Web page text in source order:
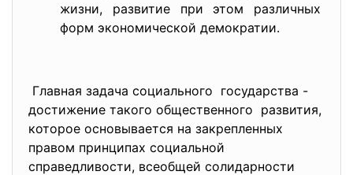
жизни, развитие при этом различных
форм экономической демократии.
Главная задача социального государства -
достижение такого общественного развития,
которое основывается на закрепленных
правом принципах социальной
справедливости, всеобщей солидарности